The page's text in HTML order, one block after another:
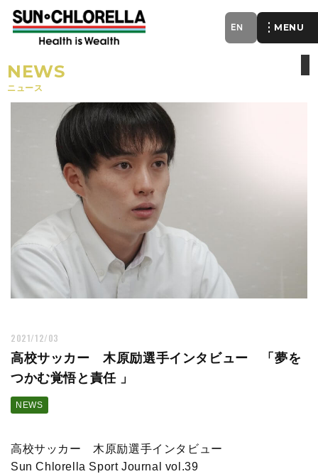
EN
NEWS
ニュース
2021/12/03
高校サッカー 木原励選手インタビュー 「夢を
つかむ覚悟と責任 」
NEWS
高校サッカー 木原励選手インタビュー
Sun Chlorella Sport Journal vol.39